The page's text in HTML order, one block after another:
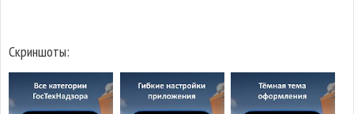
Скриншоты: